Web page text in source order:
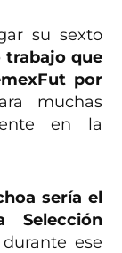
su sexto
trabajo que
por
muchas
en la
sería el
ese